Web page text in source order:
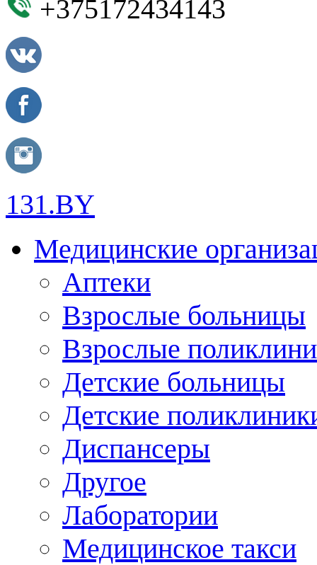
+375172434143
131.BY
Медицинские
Аптеки
Взрослые больницы
Взрослые
Детские больницы
Детские
Диспансеры
Другое
Лаборатории
Медицинское такси